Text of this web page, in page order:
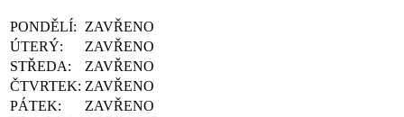
PONDĚLÍ:
ZAVŘENO
ÚTERÝ:
ZAVŘENO
STŘEDA:
ZAVŘENO
ČTVRTEK: ZAVŘENO
PÁTEK:
ZAVŘENO